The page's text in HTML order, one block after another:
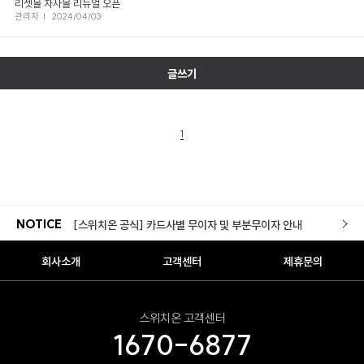
리셋몰 자사몰 리뉴얼 오픈
관리자 | 2024/04/03
글쓰기
1
NOTICE
[스위치온 X 롯데백화점] 롯데백화점 본점(명동점) POP-UP
[스위치온 공식] 카드사별 무이자 및 부분무이자 안내
리셋몰 새로고침 경품 당첨자 안내
스위치온몰 무료배송 서비스 실시 안내
회사소개 고객센터 제휴문의
스위치온 고객센터
1670-6877